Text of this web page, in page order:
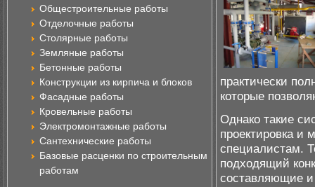
Общестроительные работы
Отделочные работы
Столярные работы
Земляные работы
Бетонные работы
Конструкции из кирпича и блоков
Фасадные работы
Кровельные работы
Электромонтажные работы
Сантехнические работы
Базовые расценки по строительным
работам
практически
которые
Однако такие
проектировка и
специалистам.
подходящий
составляющие и